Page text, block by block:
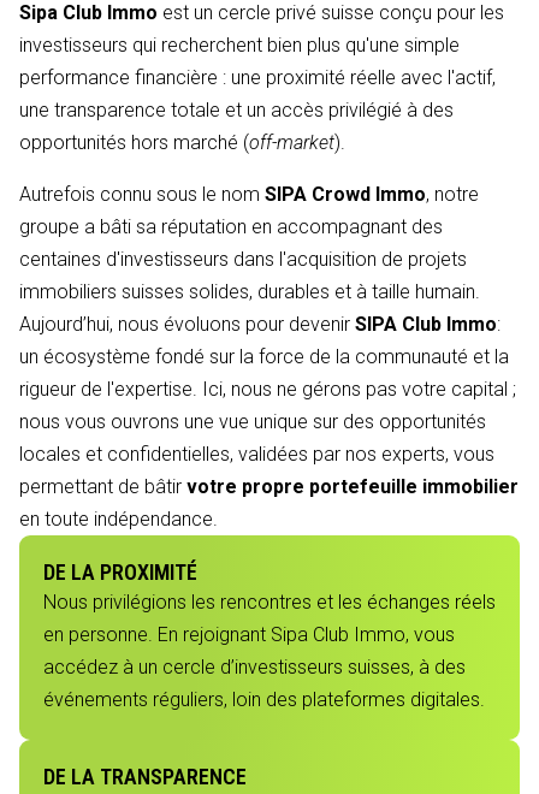
Sipa Club Immo est un cercle privé suisse conçu pour les
investisseurs qui recherchent bien plus qu'une simple
performance financière : une proximité réelle avec l'actif,
une transparence totale et un accès privilégié à des
opportunités hors marché (off-market).
Autrefois connu sous le nom SIPA Crowd Immo, notre
groupe a bâti sa réputation en accompagnant des
centaines d'investisseurs dans l'acquisition de projets
immobiliers suisses solides, durables et à taille humain.
Aujourd’hui, nous évoluons pour devenir SIPA Club Immo:
un écosystème fondé sur la force de la communauté et la
rigueur de l'expertise. Ici, nous ne gérons pas votre capital ;
nous vous ouvrons une vue unique sur des opportunités
locales et confidentielles, validées par nos experts, vous
permettant de bâtir votre propre portefeuille immobilier
en toute indépendance.
DE LA PROXIMITÉ
Nous privilégions les rencontres et les échanges réels
en personne. En rejoignant Sipa Club Immo, vous
accédez à un cercle d’investisseurs suisses, à des
événements réguliers, loin des plateformes digitales.
DE LA TRANSPARENCE